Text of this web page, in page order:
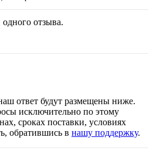
отзыва.
ответ будут размещены ниже.
исключительно по этому
сроках поставки, условиях
обратившись в нашу поддержку.